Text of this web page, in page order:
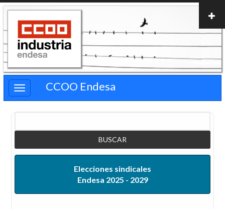
Pasar
contenido
principal
CCOO Endesa
Elecciones sindicales
Endesa 2025 - 2029